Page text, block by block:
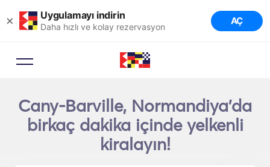
× Uygulamayı indirin
Daha hızlı ve kolay rezervasyon AÇ
Cany-Barville, Normandiya'da
birkaç dakika içinde yelkenli
kiralayın!